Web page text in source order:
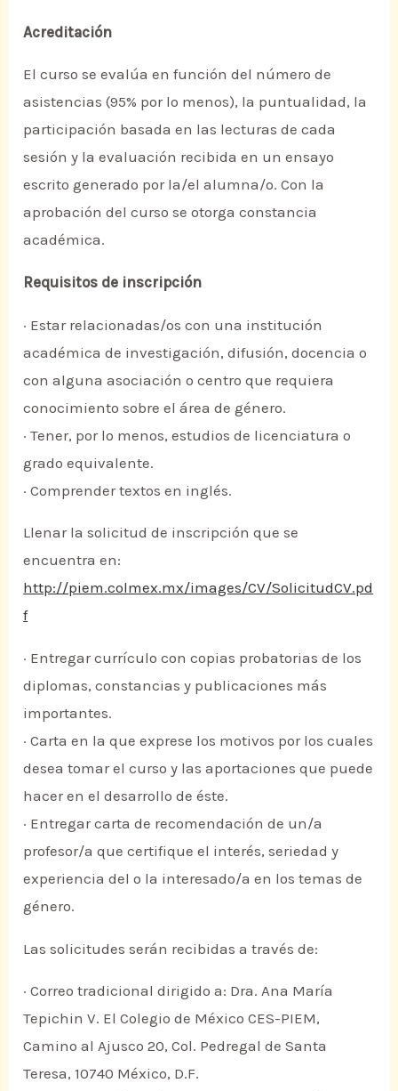
Acreditación
El curso se evalúa en función del número de
asistencias (95% por lo menos), la puntualidad, la
participación basada en las lecturas de cada
sesión y la evaluación recibida en un ensayo
escrito generado por la/el alumna/o. Con la
aprobación del curso se otorga constancia
académica.
Requisitos de inscripción
· Estar relacionadas/os con una institución
académica de investigación, difusión, docencia o
con alguna asociación o centro que requiera
conocimiento sobre el área de género.
· Tener, por lo menos, estudios de licenciatura o
grado equivalente.
· Comprender textos en inglés.
Llenar la solicitud de inscripción que se
encuentra en:
http://piem.colmex.mx/images/CV/SolicitudCV.pd
f
· Entregar currículo con copias probatorias de los
diplomas, constancias y publicaciones más
importantes.
· Carta en la que exprese los motivos por los cuales
desea tomar el curso y las aportaciones que puede
hacer en el desarrollo de éste.
· Entregar carta de recomendación de un/a
profesor/a que certifique el interés, seriedad y
experiencia del o la interesado/a en los temas de
género.
Las solicitudes serán recibidas a través de:
· Correo tradicional dirigido a: Dra. Ana María
Tepichin V. El Colegio de México CES-PIEM,
Camino al Ajusco 20, Col. Pedregal de Santa
Teresa, 10740 México, D.F.